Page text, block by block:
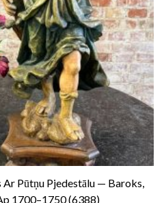
Ar Pūtņu Pjedestālu — Baroks,
1700–1750 (6388)